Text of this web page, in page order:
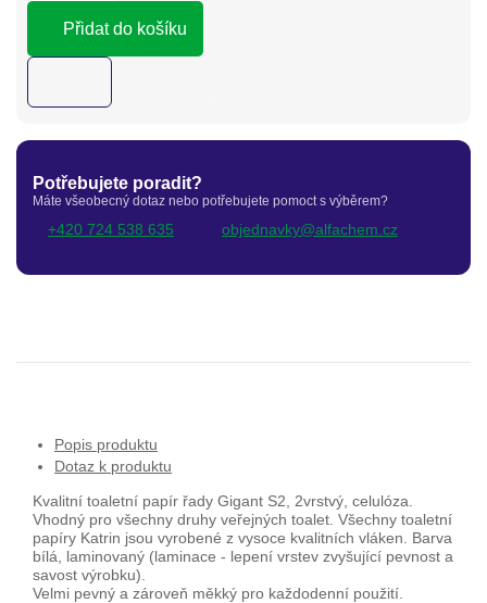
Přidat do košíku
Potřebujete poradit?
Máte všeobecný dotaz nebo potřebujete pomoct s výběrem?
+420 724 538 635 objednavky@alfachem.cz
Popis produktu
Dotaz k produktu
Kvalitní toaletní papír řady Gigant S2, 2vrstvý, celulóza.
Vhodný pro všechny druhy veřejných toalet. Všechny toaletní
papíry Katrin jsou vyrobené z vysoce kvalitních vláken. Barva
bílá, laminovaný (laminace - lepení vrstev zvyšující pevnost a
savost výrobku).
Velmi pevný a zároveň měkký pro každodenní použití.